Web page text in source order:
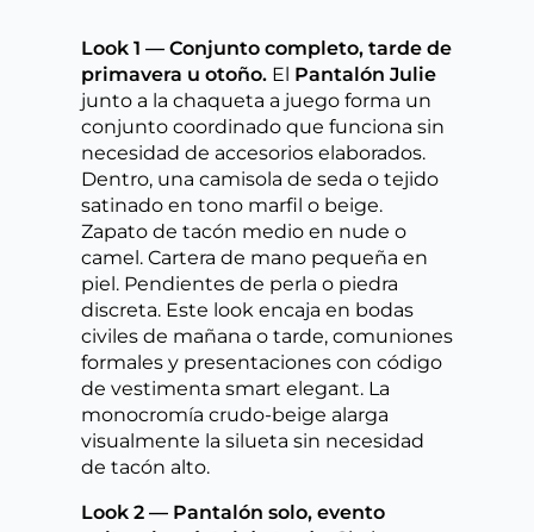
Look 1 — Conjunto completo, tarde de
primavera u otoño. El Pantalón Julie
junto a la chaqueta a juego forma un
conjunto coordinado que funciona sin
necesidad de accesorios elaborados.
Dentro, una camisola de seda o tejido
satinado en tono marfil o beige.
Zapato de tacón medio en nude o
camel. Cartera de mano pequeña en
piel. Pendientes de perla o piedra
discreta. Este look encaja en bodas
civiles de mañana o tarde, comuniones
formales y presentaciones con código
de vestimenta smart elegant. La
monocromía crudo-beige alarga
visualmente la silueta sin necesidad
de tacón alto.
Look 2 — Pantalón solo, evento